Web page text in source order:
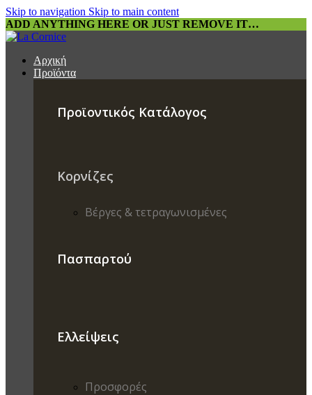
Skip to navigation Skip to main content
ADD ANYTHING HERE OR JUST REMOVE IT…
Αρχική
Προϊόντα
Προϊοντικός Κατάλογος
Κορνίζες
Βέργες & τετραγωνισμένες
Πασπαρτού
Ελλείψεις
Προσφορές